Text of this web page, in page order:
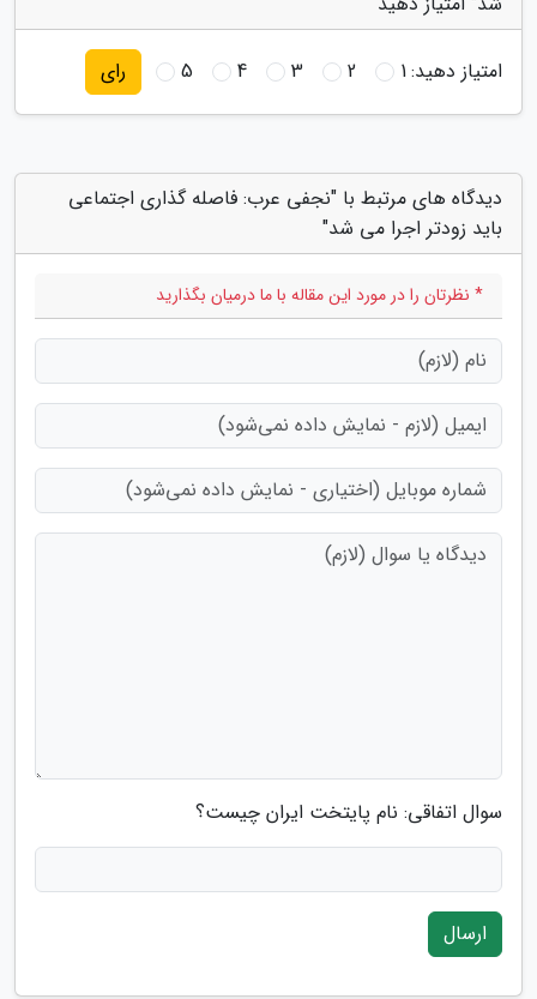
امتیاز دهید:1
2
3
4
5 رای
دیدگاه های مرتبط با "نجفی عرب: فاصله گذاری اجتماعی
باید زودتر اجرا می شد"
* نظرتان را در مورد این مقاله با ما درمیان بگذارید
سوال اتفاقی: نام پایتخت ایران چیست؟
ارسال